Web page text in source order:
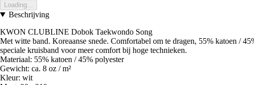
Loading...
Beschrijving
KWON CLUBLINE Dobok Taekwondo Song
Met witte band. Koreaanse snede. Comfortabel om te dragen, 55% katoen /
speciale kruisband voor meer comfort bij hoge technieken.
Materiaal: 55% katoen / 45% polyester
Gewicht: ca. 8 oz / m²
Kleur: wit